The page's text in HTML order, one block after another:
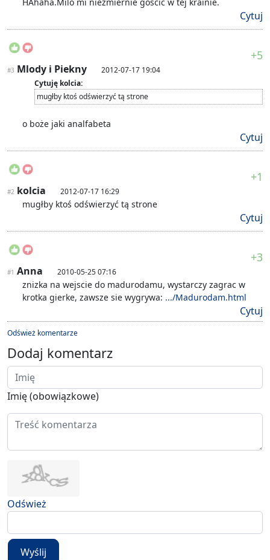
Cytuj
+5
#3 Mlody i Piekny
2012-07-17 19:04
Cytuję kolcia:
mugłby ktoś odświerzyć tą strone
o boże jaki analfabeta
Cytuj
+1
#2 kolcia 2012-07-17 16:29
mugłby ktoś odświerzyć tą strone
Cytuj
+3
#1 Anna 2010-05-25 07:16
znizka na wejscie do madurodamu, wystarczy zagrac w
krotka gierke, zawsze sie wygrywa: .../Madurodam.html
Cytuj
Odśwież komentarze
Dodaj komentarz
Imię (obowiązkowe)
Odśwież
Wyślij